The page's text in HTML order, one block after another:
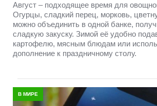
Август – подходящее время для
Огурцы, сладкий перец, морковь,
можно объединить в одной банке,
сладкую закуску. Зимой её удобно
картофелю, мясным блюдам или
дополнение к праздничному столу.
В МИРЕ